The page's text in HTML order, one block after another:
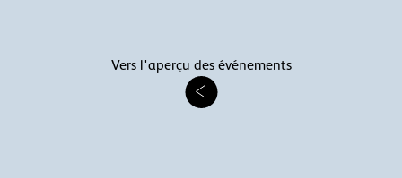
Vers l'aperçu des événements